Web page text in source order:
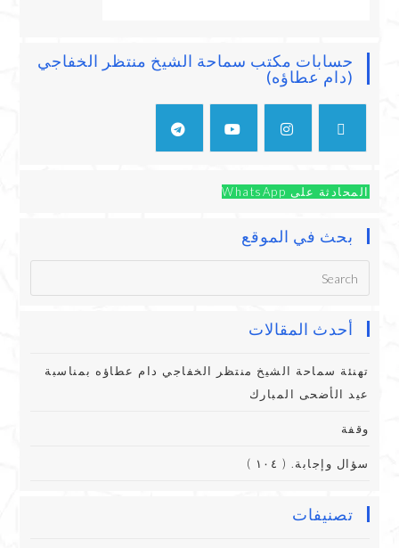
حسابات مكتب سماحة الشيخ منتظر الخفاجي
(دام عطاؤه)
المحادثة على WhatsApp
بحث في الموقع
أحدث المقالات
تهنئة سماحة الشيخ منتظر الخفاجي دام عطاؤه بمناسبة
عيد الأضحى المبارك
وقفة
سؤال وإجابة. ( ١٠٤ )
تصنيفات